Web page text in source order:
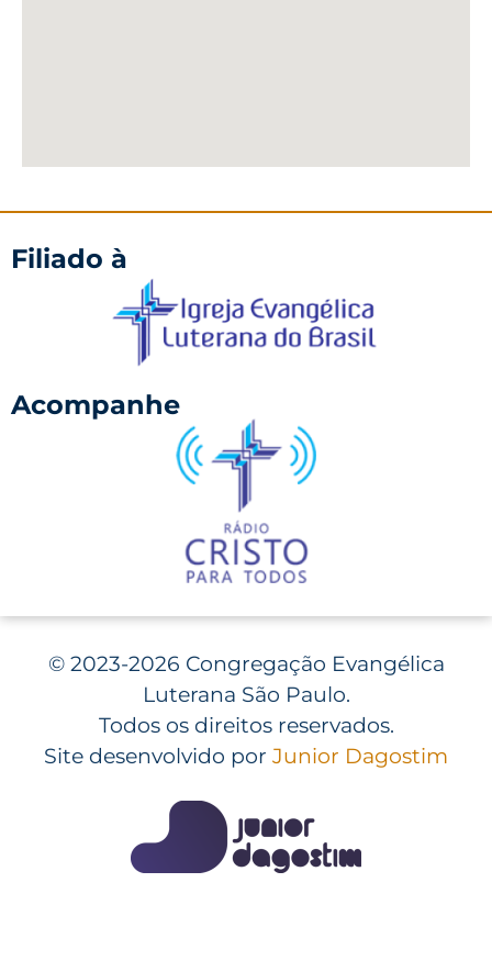
Filiado à
Acompanhe
©2023-2026 Congregação Evangélica
Luterana São Paulo.
Todos os direitos reservados.
Site desenvolvido por Junior Dagostim